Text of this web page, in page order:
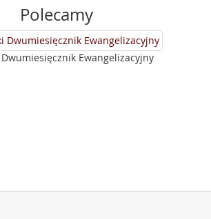
Polecamy
Ewangelizacyjny